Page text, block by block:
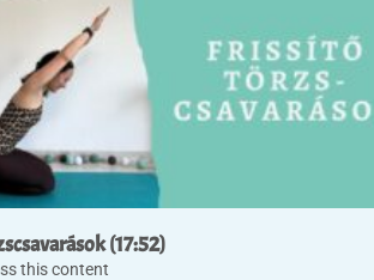
(17:52)
this content